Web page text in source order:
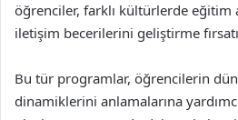
öğrenciler, farklı kültürlerde eğitim
iletişim becerilerini geliştirme
Bu tür programlar, öğrencilerin
dinamiklerini anlamalarına